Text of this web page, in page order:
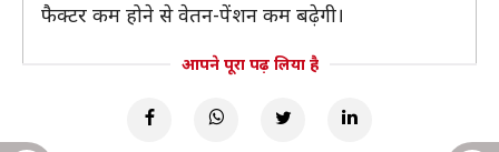
फैक्टर कम होने से वेतन-पेंशन कम बढ़ेगी।
आपने पूरा पढ़ लिया है